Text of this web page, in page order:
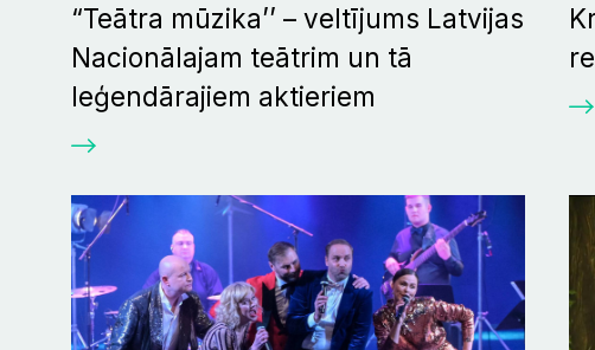
“Teātra mūzika’’ – veltījums Latvijas
Nacionālajam teātrim un tā
leģendārajiem aktieriem